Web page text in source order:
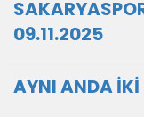
09.11.2025
AYNI ANDA